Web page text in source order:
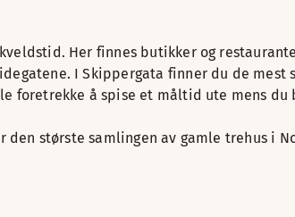
Her finnes butikker og
I Skippergata finner du de
foretrekke å spise et måltid ute mens
største samlingen av gamle trehus i